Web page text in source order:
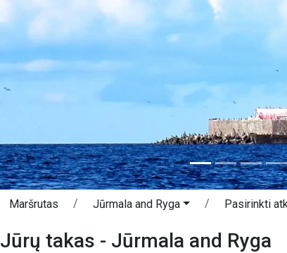
Maršrutas Jūrmala and Ryga Pasirinkti
Jūrų takas - Jūrmala and Ryga